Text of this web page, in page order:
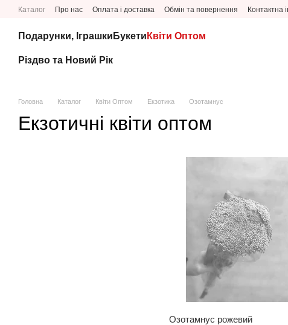
Перейти до основного контенту
Каталог Про нас Оплата і доставка Обмін та повернення Контактна
Подарунки, Іграшки Букети Квіти Оптом
Різдво та Новий Рік
Головна Каталог Квіти Оптом Екзотика Озотамнус
Екзотичні квіти оптом
Озотамнус рожевий